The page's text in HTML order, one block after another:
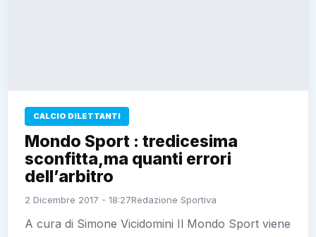
CALCIO DILETTANTI
Mondo Sport : tredicesima
sconfitta,ma quanti errori
dell’arbitro
2 Dicembre 2017 - 18:27Redazione Sportiva
A cura di Simone Vicidomini Il Mondo Sport viene